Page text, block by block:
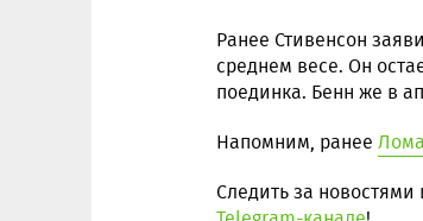
Ранее Стивенсон
среднем весе. Он
поединка. Бенн же в
Напомним, ранее
Следить за